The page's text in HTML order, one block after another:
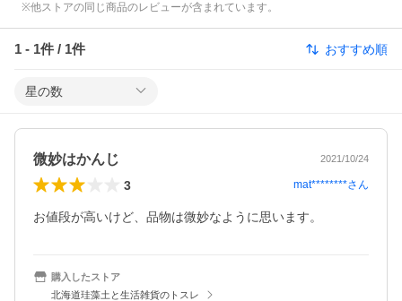
※他ストアの同じ商品のレビューが含まれています。
1 - 1件 / 1件 おすすめ順
星の数
微妙はかんじ 2021/10/24
3 mat********さん
お値段が高いけど、品物は微妙なように思います。
購入したストア
北海道珪藻土と生活雑貨のトスレ